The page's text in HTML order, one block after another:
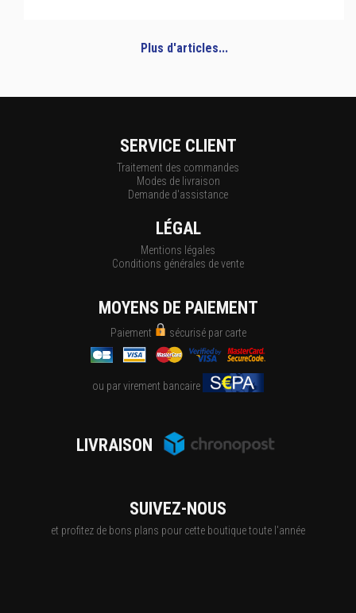
Plus d'articles...
SERVICE CLIENT
Traitement des commandes
Modes de livraison
Demande d'assistance
LÉGAL
Mentions légales
Conditions générales de vente
MOYENS DE PAIEMENT
Paiement sécurisé par carte
ou par virement bancaire
LIVRAISON
SUIVEZ-NOUS
et profitez de bons plans pour cette boutique toute l'année